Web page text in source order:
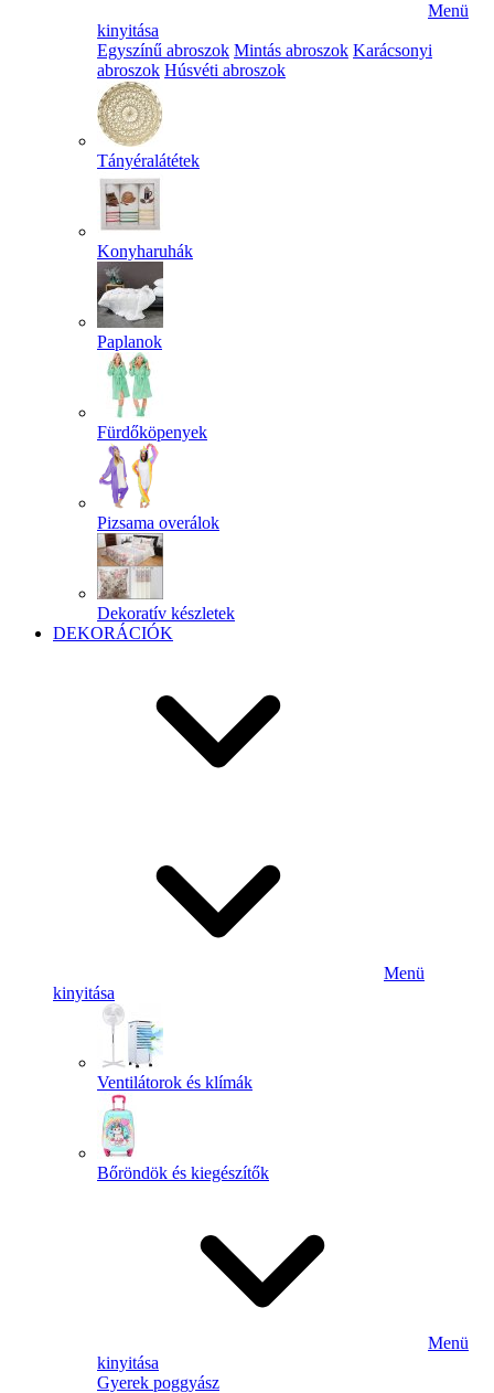
Menü
kinyitása
Egyszínű abroszok Mintás abroszok Karácsonyi
abroszok Húsvéti abroszok
Tányéralátétek
Konyharuhák
Paplanok
Fürdőköpenyek
Pizsama overálok
Dekoratív készletek
DEKORÁCIÓK
Menü
kinyitása
Ventilátorok és klímák
Bőröndök és kiegészítők
Menü
kinyitása
Gyerek poggyász